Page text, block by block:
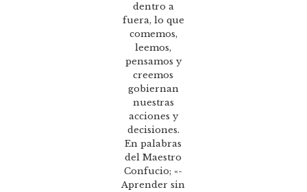
dentro a
fuera, lo que
comemos,
leemos,
pensamos y
creemos
gobiernan
nuestras
acciones y
decisiones.
En palabras
del Maestro
Confucio; «-
Aprender sin